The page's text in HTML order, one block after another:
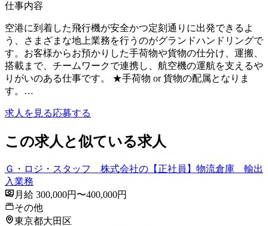
仕事内容
空港に到着した飛行機が安全かつ定刻通りに出発できるよ
う、さまざまな地上業務を行うのがグランドハンドリングで
す。お客様からお預かりした手荷物や貨物の仕分け、運搬、
搭載まで、チームワークで連携し、航空機の運航を支えるや
りがいのある仕事です。 ★手荷物 or 貨物の配属となりま
す。…
求人を見る応募する
この求人と似ている求人
Ｇ・ロジ・スタッフ 株式会社の【正社員】物流倉庫 輸出
入業務
月給 300,000円〜400,000円
その他
東京都大田区